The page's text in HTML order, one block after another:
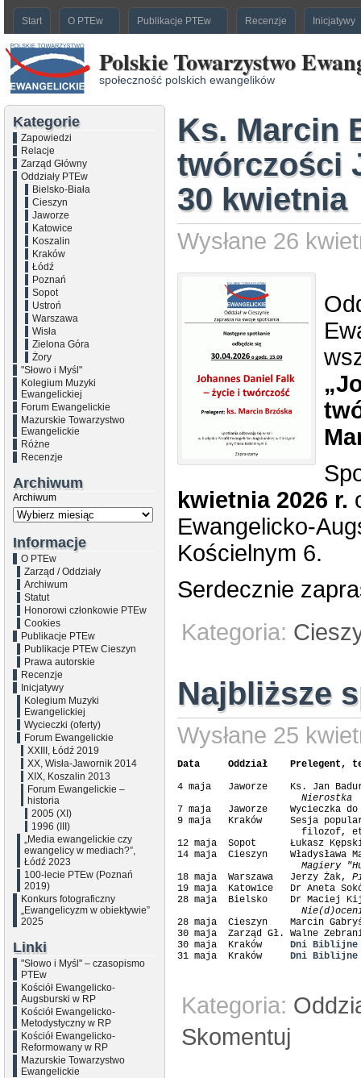
Start O PTEw Publikacje PTEw Recenzje Inicjatywy
Polskie Towarzystwo
społeczność polskich ewangelików
Kategorie
Zapowiedzi
Relacje
Zarząd Główny
Oddziały PTEw
Bielsko-Biała
Cieszyn
Jaworze
Katowice
Koszalin
Kraków
Łódź
Poznań
Sopot
Ustroń
Warszawa
Wisła
Zielona Góra
Żory
"Słowo i Myśl"
Kolegium Muzyki
Ewangelickiej
Forum Ewangelickie
Mazurskie Towarzystwo
Ewangelickie
Różne
Recenzje
Archiwum
Archiwum
Informacje
O PTEw
Zarząd / Oddziały
Archiwum
Statut
Honorowi członkowie PTEw
Cookies
Publikacje PTEw
Publikacje PTEw Cieszyn
Prawa autorskie
Recenzje
Inicjatywy
Kolegium Muzyki
Ewangelickiej
Wycieczki (oferty)
Forum Ewangelickie
XXIII, Łódź 2019
XX, Wisła-Jawornik 2014
XIX, Koszalin 2013
Forum Ewangelickie –
historia
2005 (XI)
1996 (III)
„Media ewangelickie czy
ewangelicy w mediach?”,
Łódź 2023
100-lecie PTEw (Poznań
2019)
Konkurs fotograficzny
„Ewangelicyzm w obiektywie”
2025
Linki
"Słowo i Myśl" – czasopismo
PTEw
Kościół Ewangelicko-
Augsburski w RP
Kościół Ewangelicko-
Metodystyczny w RP
Kościół Ewangelicko-
Reformowany w RP
Mazurskie Towarzystwo
Ewangelickie
Ks. Marcin
twórczości
30 kwietnia
Wysłane 26
kwietnia 2026 r.
Ewangelicko-
Kościelnym 6.
Serdecznie
Kategoria:
Najbliższe
Wysłane 25
Data     Oddział    Prelegent,
4 maja   Jaworze    Ks. Jan
                      Nierostka
7 maja   Jaworze    Wycieczka do
9 maja   Kraków     Sesja
filozof,
12 maja  Sopot      Łukasz
14 maja  Cieszyn    Władysława
Magiery
18 maja  Warszawa   Jerzy Żak,
19 maja  Katowice   Dr Aneta
28 maja  Bielsko    Dr Maciej
28 maja  Cieszyn    Marcin
30 maja  Zarząd Gł. Walne
30 maja  Kraków Dni Biblijne
31 maja  Kraków Dni Biblijne
Kategoria:
Skomentuj